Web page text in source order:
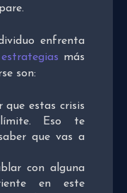
enfrenta
estrategias más
son:
que estas crisis
Eso te
que vas a
con alguna
en este